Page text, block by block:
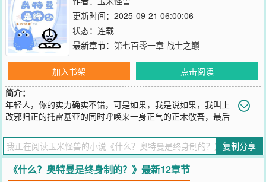
更新时间：2025-09-21 06:00:06
状态：连载
最新章节： 第七百零一章 战士之巅
加入书架
点击阅读
简介：
年轻人，你的实力确实不错，可是如果，我是说如果，我叫上
改邪归正的托雷基亚的同时呼唤来一身正气的正木敬吾，最后
国，现在我已经和诺亚搭上线了，同时我还是奥特之王的忘年交，赛
罗要叫我一声大伯，那么请问阁下又该如何应对呢
您要是觉得《什么？奥特曼是终身制的？》还不错的话请不要忘记向
您QQ群和微博微信里的朋友推荐哦！
复制分享
《什么？奥特曼是终身制的？》最新12章节